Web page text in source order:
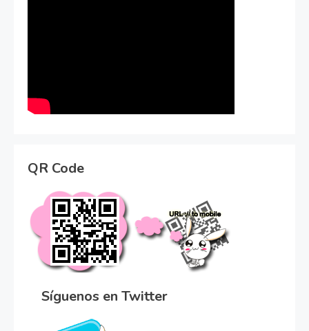
QR Code
Síguenos en Twitter